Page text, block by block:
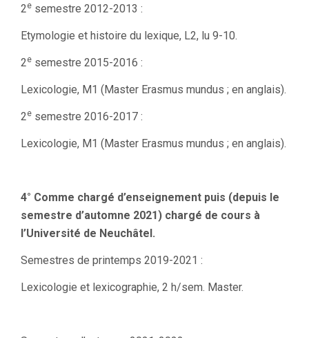
2e semestre 2012-2013 :
Etymologie et histoire du lexique, L2, lu 9-10.
2e semestre 2015-2016 :
Lexicologie, M1 (Master Erasmus mundus ; en anglais).
2e semestre 2016-2017 :
Lexicologie, M1 (Master Erasmus mundus ; en anglais).
4° Comme chargé d’enseignement puis (depuis le
semestre d’automne 2021) chargé de cours à
l’Université de Neuchâtel.
Semestres de printemps 2019-2021 :
Lexicologie et lexicographie, 2 h/sem. Master.